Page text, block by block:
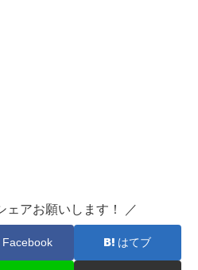
ェアお願いします！ ／
Facebook はてブ